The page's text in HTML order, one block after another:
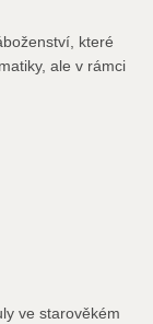
které
ale v rámci
ve starověkém